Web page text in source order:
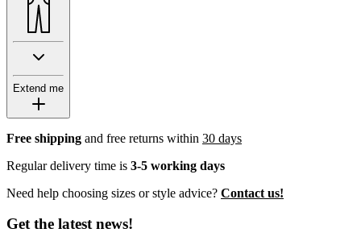
Extend me
Free shipping and free returns within 30 days
Regular delivery time is 3-5 working days
Need help choosing sizes or style advice? Contact us!
Get the latest news!